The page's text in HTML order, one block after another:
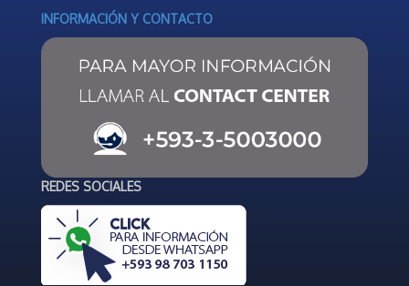
INFORMACIÓN Y CONTACTO
REDES SOCIALES